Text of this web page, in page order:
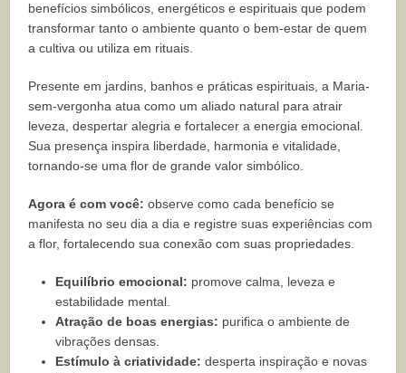
benefícios simbólicos, energéticos e espirituais que podem
transformar tanto o ambiente quanto o bem-estar de quem
a cultiva ou utiliza em rituais.
Presente em jardins, banhos e práticas espirituais, a Maria-
sem-vergonha atua como um aliado natural para atrair
leveza, despertar alegria e fortalecer a energia emocional.
Sua presença inspira liberdade, harmonia e vitalidade,
tornando-se uma flor de grande valor simbólico.
Agora é com você: observe como cada benefício se
manifesta no seu dia a dia e registre suas experiências com
a flor, fortalecendo sua conexão com suas propriedades.
Equilíbrio emocional: promove calma, leveza e
estabilidade mental.
Atração de boas energias: purifica o ambiente de
vibrações densas.
Estímulo à criatividade: desperta inspiração e novas